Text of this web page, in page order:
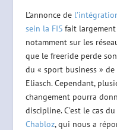
L’annonce de
sein la FISfait largement
notamment sur les
que le freeride perde
du « sport business » de
Eliasch. Cependant,
changement pourra
discipline. C’est le cas du
Chabloz, qui nous a